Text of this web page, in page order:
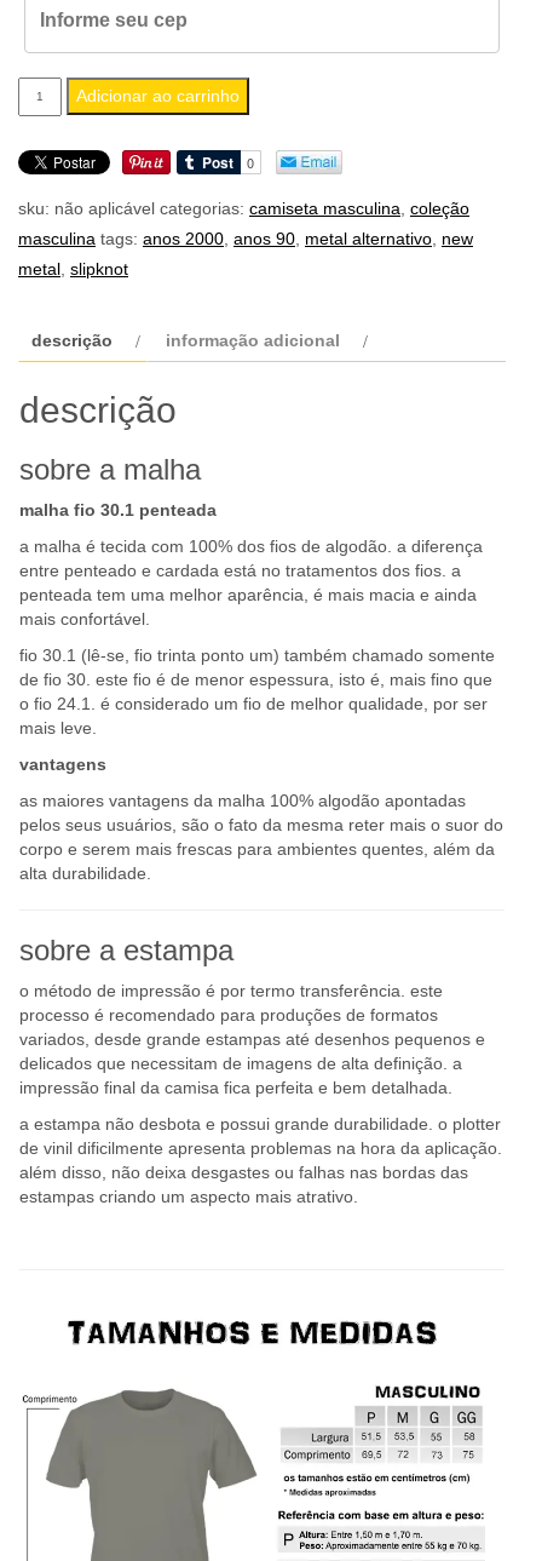
camiseta
masculina
slipknot
Adicionar ao carrinho
sku: não aplicável categorias: camiseta masculina coleção
masculina tags: anos 2000 anos 90 metal alternativo new
metal slipknot
descrição informação adicional
descrição
sobre a malha
malha fio 30.1 penteada
a malha é tecida com 100% dos fios de algodão. a diferença
entre penteado e cardada está no tratamentos dos fios. a
penteada tem uma melhor aparência, é mais macia e ainda
mais confortável.
fio 30.1 (lê-se, fio trinta ponto um) também chamado somente
de fio 30. este fio é de menor espessura, isto é, mais fino que
o fio 24.1. é considerado um fio de melhor qualidade, por ser
mais leve.
vantagens
as maiores vantagens da malha 100% algodão apontadas
pelos seus usuários, são o fato da mesma reter mais o suor do
corpo e serem mais frescas para ambientes quentes, além da
alta durabilidade.
sobre a estampa
o método de impressão é por termo transferência. este
processo é recomendado para produções de formatos
variados, desde grande estampas até desenhos pequenos e
delicados que necessitam de imagens de alta definição. a
impressão final da camisa fica perfeita e bem detalhada.
a estampa não desbota e possui grande durabilidade. o plotter
de vinil dificilmente apresenta problemas na hora da aplicação.
além disso, não deixa desgastes ou falhas nas bordas das
estampas criando um aspecto mais atrativo.